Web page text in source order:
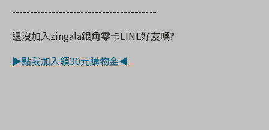
----------------------------------------
還沒加入zingala銀角零卡LINE好友嗎?
▶點我加入領30元購物金◀